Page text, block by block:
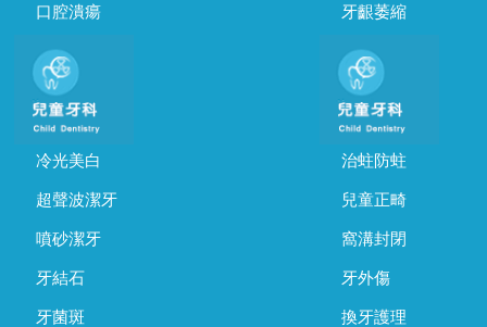
口腔潰瘍 牙齦萎縮
冷光美白
超聲波潔牙
噴砂潔牙
牙結石
牙菌斑
治蛀防蛀
兒童正畸
窩溝封閉
牙外傷
換牙護理